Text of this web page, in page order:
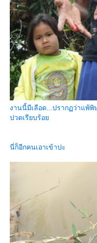
งานนี้มีเลือด...ปรากฏว่าแพ้พิ
ปวดเรียบร้อย
นี่ก็อีกคนเอาเข้าปะ